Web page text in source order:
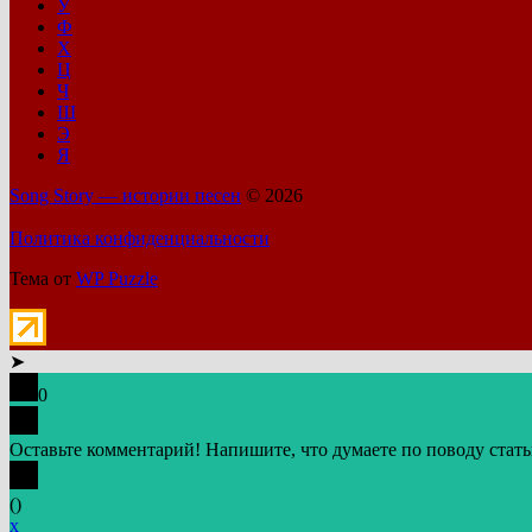
У
Ф
Х
Ц
Ч
Ш
Э
Я
Song Story — истории песен © 2026
Политика конфиденциальности
Тема от WP Puzzle
➤
0
Оставьте комментарий! Напишите, что думаете по поводу
()
x